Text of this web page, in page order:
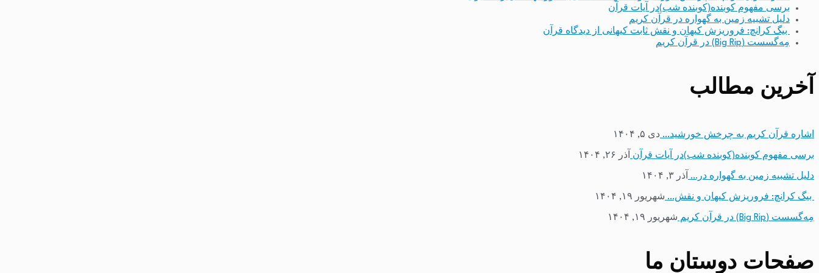
برسی مفهوم کوبنده(کوبنده شب)در آیات قرآن
دلیل تشبیه زمین به گهواره در قرآن کریم
بیگ کرانچ: فروریزش کیهان و نقش ثابت کیهانی از دیدگاه قرآن
مِه‌گسست (Big Rip) در قرآن کریم
آخرین مطالب
اشاره قرآن کریم به چرخش خورشید… دی ۵, ۱۴۰۴
برسی مفهوم کوبنده(کوبنده شب)در آیات قرآن آذر ۲۶, ۱۴۰۴
دلیل تشبیه زمین به گهواره در… آذر ۳, ۱۴۰۴
بیگ کرانچ: فروریزش کیهان و نقش… شهریور ۱۹, ۱۴۰۴
مِه‌گسست (Big Rip) در قرآن کریم شهریور ۱۹, ۱۴۰۴
صفحات دوستان ما